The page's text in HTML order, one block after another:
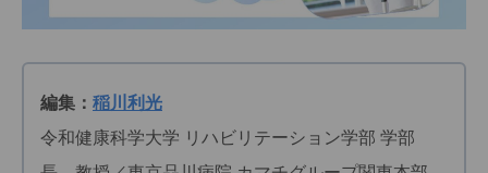
編集： 稲川利光
令和健康科学大学 リハビリテーション学部 学部